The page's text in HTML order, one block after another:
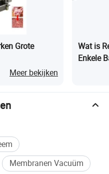
Grote
Meer bekijken
Wat is
Enkele
Membranen Vacuüm